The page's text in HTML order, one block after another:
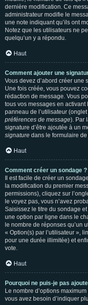
dernière modification. Ce
administrateur modifie le
une note indiquant qu’ils ont
Notez que les utilisateurs ne
quelqu’un y a répondu.
Haut
Comment ajouter une
Vous devez d’abord créer une
Une fois créée, vous pouvez
rédaction de message. Vous
tous vos messages en activant
panneau de l’utilisateur (onglet
préférences de message). Par
signature d’être ajoutée à un
signature dans le formulaire
Haut
Comment créer un sondage ?
Il est facile de créer un
la modification du premier
permissions), cliquez sur
le voyez pas, vous n’avez
Saisissez le titre du sondage
une option par ligne dans le
le nombre de réponses qu’un
« Option(s) par l’utilisateur »,
pour une durée illimitée) et
vote.
Haut
Pourquoi ne puis-je pas
Le nombre d’options
vous avez besoin d’indiquer